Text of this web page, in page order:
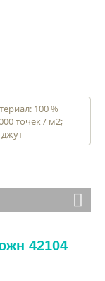
100 %
точек / м2;
42104